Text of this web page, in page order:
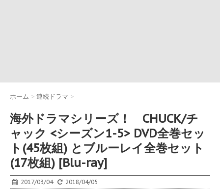
ホーム > 連続ドラマ >
海外ドラマシリーズ！ CHUCK/チ
ャック <シーズン1-5> DVD全巻セッ
ト(45枚組) とブルーレイ全巻セット
(17枚組) [Blu-ray]
2017/03/04 2018/04/05